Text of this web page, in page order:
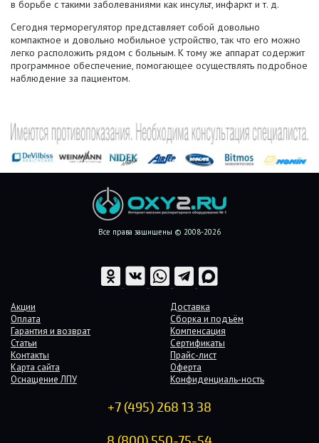
в борьбе с такими заболеваниями как инсульт, инфаркти т. д.
Сегодня терморегулятор представляет собой довольно
компактное и довольно мобильное устройство, так что его можно
легко расположить рядом с больным. К тому же аппарат содержит
программное обеспечение, помогающее осуществлять подробное
наблюдение за пациентом.
Все права защищены © 2008-2026
Акции
Доставка
Оплата
Сборка и подъём
Гарантия и возврат
Компенсация
Статьи
Сертификаты
Контакты
Прайс-лист
Карта сайта
Оферта
Оснащение ЛПУ
Конфиденциаль-ность
+7 (495) 268 13 38